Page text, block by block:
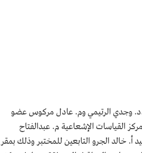
الطاقة الذرية أ.د. وجدي الرتيمي وم. عادل مركوس عضو
القياسات الإشعاعية م. عبدالفتاح
خالد الجرو التابعين للمختبر وذلك بمقر